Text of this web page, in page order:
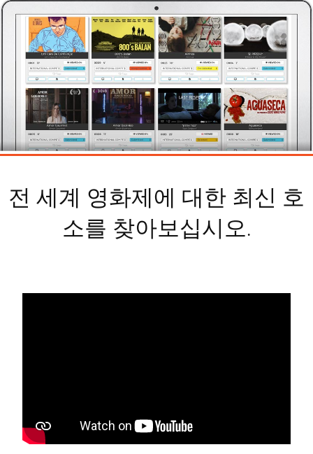
전 세계 영화제에 대한 최신 호
소를 찾아보십시오.